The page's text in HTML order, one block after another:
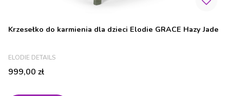
Krzesełko do karmienia dla dzieci Elodie GRACE Hazy Jade
PRODUCENT
ELODIE DETAILS
Cena
999,00 zł